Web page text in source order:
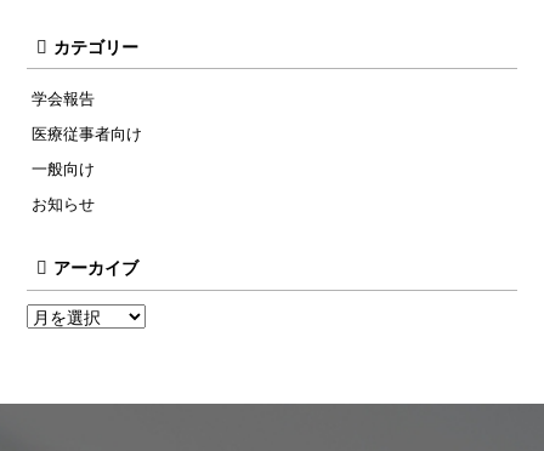
カテゴリー
学会報告
医療従事者向け
一般向け
お知らせ
アーカイブ